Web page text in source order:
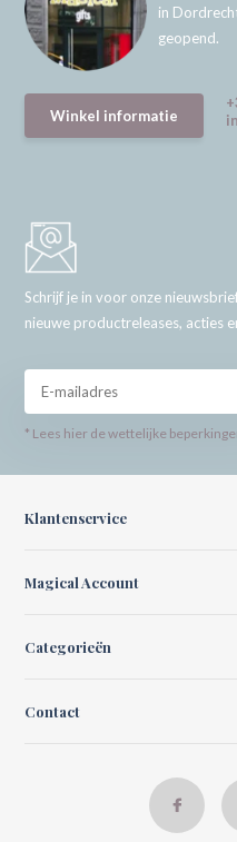
in
geopend.
Winkel informatie
Schrijf je in voor onze
nieuwe productreleases, acties
* Lees hier de wettelijke
Klantenservice
Magical Account
Categorieën
Contact